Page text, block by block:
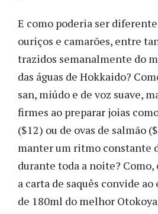
E como poderia ser
ouriços e camarões, entre
trazidos semanalmente do
das águas de Hokkaido?
san, miúdo e de voz suave,
firmes ao preparar joias
($12) ou de ovas de salmão
manter um ritmo constante
durante toda a noite? Como,
a carta de saquês convide ao
de 180ml do melhor